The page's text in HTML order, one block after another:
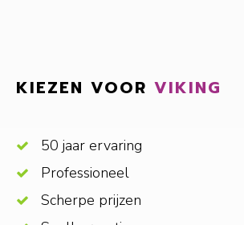
KIEZEN VOOR VIKING
50 jaar ervaring
Professioneel
Scherpe prijzen